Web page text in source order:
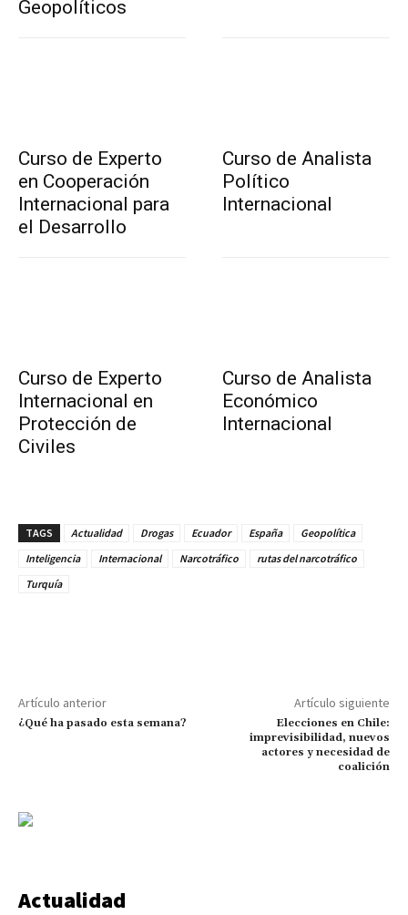
Geopolíticos
Curso de Experto
en Cooperación
Internacional para
el Desarrollo
Curso de Analista
Político
Internacional
Curso de Experto
Internacional en
Protección de
Civiles
Curso de Analista
Económico
Internacional
TAGS Actualidad Drogas Ecuador España
Geopolítica
Inteligencia
Internacional Narcotráfico
rutas del narcotráfico
Turquía
Artículo anterior
¿Qué ha pasado esta semana?
Artículo siguiente
Elecciones en Chile:
imprevisibilidad, nuevos
actores y necesidad de
coalición
Actualidad